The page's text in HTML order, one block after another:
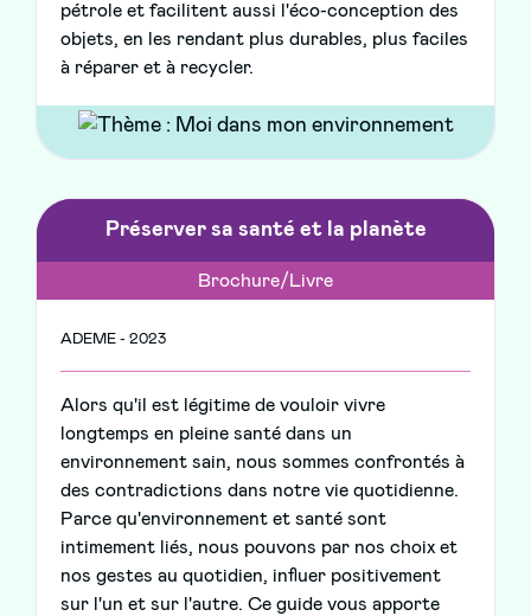
pétrole et facilitent aussi l'éco-conception des
objets, en les rendant plus durables, plus faciles
à réparer et à recycler.
Préserver sa santé et la planète
Brochure/Livre
ADEME - 2023
Alors qu'il est légitime de vouloir vivre
longtemps en pleine santé dans un
environnement sain, nous sommes confrontés à
des contradictions dans notre vie quotidienne.
Parce qu'environnement et santé sont
intimement liés, nous pouvons par nos choix et
nos gestes au quotidien, influer positivement
sur l'un et sur l'autre. Ce guide vous apporte